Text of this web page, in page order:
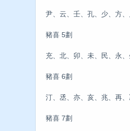
尹、云、壬、孔、少、方
豬喜 5劃
充、北、卯、未、民、永
豬喜 6劃
汀、丞、亦、亥、兆、再
豬喜 7劃